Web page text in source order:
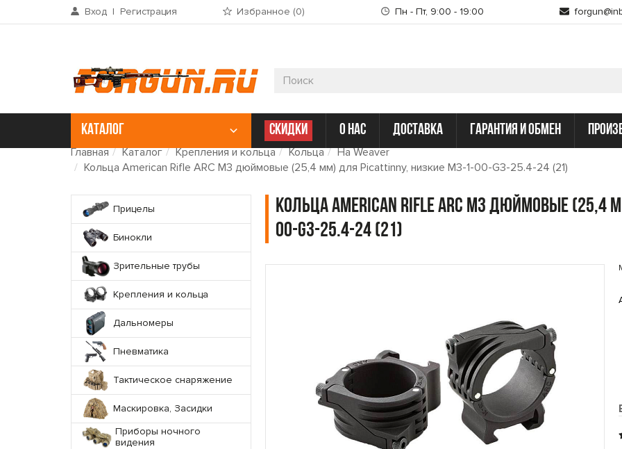
Вход | Регистрация Избранное (0) Пн - Пт, 9:00 - 19:00
КАТАЛОГ СКИДКИ о нас доставка гарантия и обмен
Главная Каталог Крепления и кольца Кольца
На Weaver
Кольца American Rifle ARС M3 дюймовые (25,4 мм) для Picattinny, низкие M3-1-00-G3-25.4-24 (21)
Прицелы
Бинокли
Зрительные трубы
Крепления и кольца
Дальномеры
Пневматика
Тактическое снаряжение
Маскировка, Засидки
Приборы ночного
видения
Кольца American Rifle ARС M3 дюймовые (25,4
00-G3-25.4-24 (21)